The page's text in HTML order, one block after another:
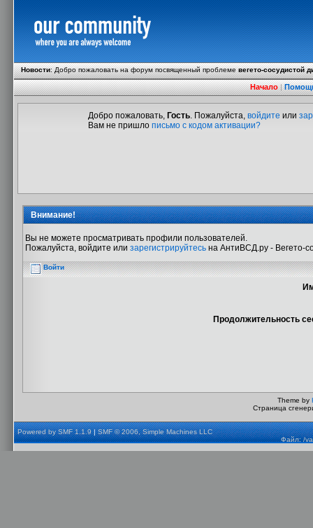
Новости:Добро пожаловать на форум посвященный проблемевегето-сосудистой
Начало|
Добро пожаловать, Гость. Пожалуйста, войдите или
Вам не пришло письмо с кодом активации?
Внимание!
Вы не можете просматривать профили пользователей.
Пожалуйста, войдите или зарегистрируйтесь на АнтиВСД.ру - Вегето-
Войти
Продолжительность
Theme by
Страница
Powered by SMF 1.1.9|SMF © 2006, Simple Machines LLC
Файл: /